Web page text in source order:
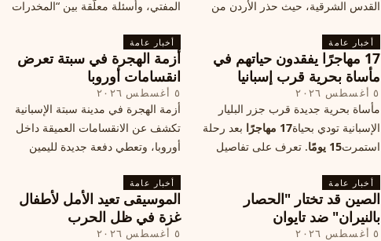
القدس الشرقية، حيث حذر الأردن من
الدول إلى الامتناع عن نقل سفاراتها إلى
القدس، ما يزيد التوتر في المنطقة
المفتي، وأسئلة معلّقة بين “المخدرات
أخبار عامة
17 مهاجرًا يفقدون حياتهم في
مأساة بحرية قرب إسبانيا
٥ أغسطس ٢٠٢٦
مأساة بحرية جديدة قرب جزر البليار
الإسبانية تودي بحياة17 مهاجرًا
بعد رحلة
استمرت15 يومًا
. تعرف على تفاصيل
أخبار عامة
أزمة الهجرة في سبتة تعرض
انقسامات أوروبا
٥ أغسطس ٢٠٢٦
أزمة الهجرة في مدينة سبتة الإسبانية
تكشف عن الانقسامات العميقة داخل
أوروبا، وتعطي دفعة جديدة لليمين
الأوروبي لاستغلال هشاشة موقفه، فما
هي الآثار السياسية لهذه الأزمة؟
أخبار عامة
الصين قد تختار "الحصار
بالنيران" ضد تايوان
٥ أغسطس ٢٠٢٦
أخبار عامة
الموسيقى تعيد الأمل لأطفال
غزة في ظل الحرب
٥ أغسطس ٢٠٢٦